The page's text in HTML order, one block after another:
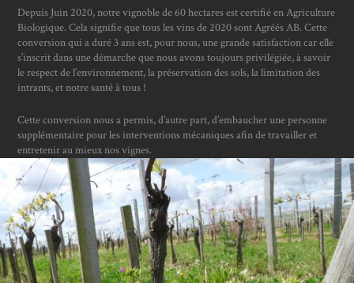
Depuis Juin 2020, notre vignoble de 60 hectares est certifié en Agriculture
Biologique. Cela signifie que tous les vins de 2020 sont Agréés AB. Cette
conversion qui a duré 3 ans est, pour nous, une grande satisfaction car elle
s’inscrit dans une démarche que nous avons toujours privilégiée, à savoir
le respect de l’environnement, la préservation des sols, la limitation des
intrants, et notre santé à tous !
Cette conversion nous a permis, d’autre part, d’embaucher une personne
supplémentaire pour les interventions mécaniques afin de travailler et
entretenir au mieux nos vignes.